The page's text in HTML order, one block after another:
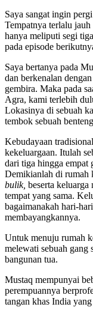
Saya sangat ingin
Tempatnya terlalu
hanya meliputi segi
pada episode
Saya bertanya pada
dan berkenalan
gembira. Maka pada
Agra, kami terlebih
Lokasinya di sebuah
tembok sebuah
Kebudayaan
kekeluargaan. Itulah
dari tiga hingga empat
Demikianlah di rumah
bulik, beserta
tempat yang sama.
bagaimanakah hari-
membayangkannya.
Untuk menuju rumah
melewati sebuah gang
bangunan tua.
Mustaq mempunyai
perempuannya
tangan khas India